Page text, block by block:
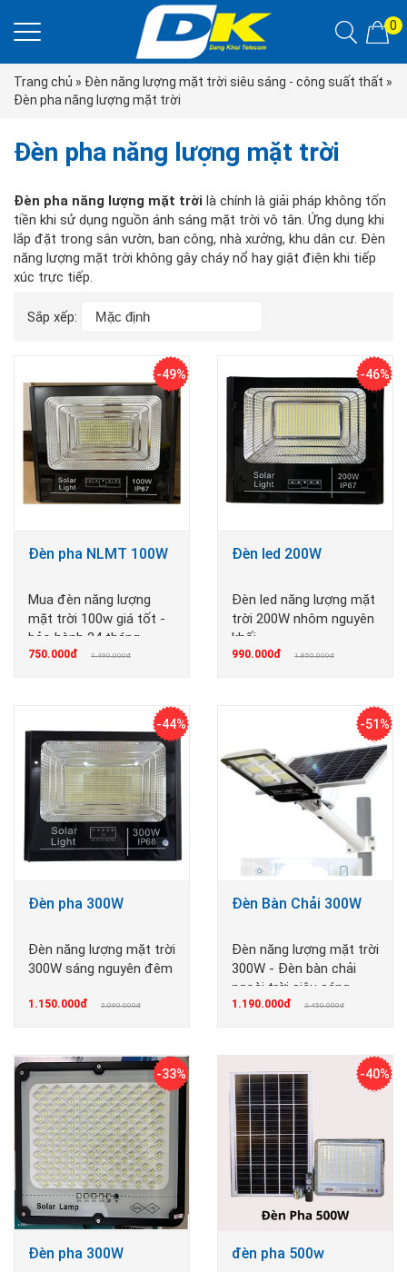
0
Trang chủ » Đèn năng lượng mặt trời siêu sáng - công suất thất »
Đèn pha năng lượng mặt trời
Đèn pha năng lượng mặt trời
Đèn pha năng lượng mặt trời là chính là giải pháp không tốn
tiền khi sử dụng nguồn ánh sáng mặt trời vô tân. Ứng dụng khi
lắp đặt trong sân vườn, ban công, nhà xưởng, khu dân cư. Đèn
năng lượng mặt trời không gây cháy nổ hay giật điện khi tiếp
xúc trực tiếp.
Sắp xếp:
-49%
Đèn pha NLMT 100W
Mua đèn năng lượng
mặt trời 100w giá tốt -
bảo hành 24 tháng
750.000đ 1.490.000đ
-46%
Đèn led 200W
Đèn led năng lượng mặt
trời 200W nhôm nguyên
khối
990.000đ 1.850.000đ
-44%
Đèn pha 300W
Đèn năng lượng mặt trời
300W sáng nguyên đêm
1.150.000đ 2.090.000đ
-51%
Đèn Bàn Chải 300W
Đèn năng lượng mặt trời
300W - Đèn bàn chải
ngoài trời siêu sáng
1.190.000đ 2.450.000đ
-33%
Đèn pha 300W
-40%
đèn pha 500w